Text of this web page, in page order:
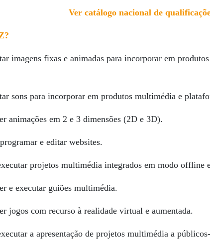
Ver catálogo nacional de
imagens fixas e animadas para incorporar em
sons para incorporar em produtos multimédia e
animações em 2 e 3 dimensões (2D e 3D).
e editar websites.
projetos multimédia integrados em modo offline
e executar guiões multimédia.
jogos com recurso à realidade virtual e aumentada.
a apresentação de projetos multimédia a